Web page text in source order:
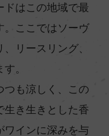
ドはこの地域で最
。ここではソーヴ
リースリング、
。
つも涼しく、この
生き生きとした香
ワインに深みを与